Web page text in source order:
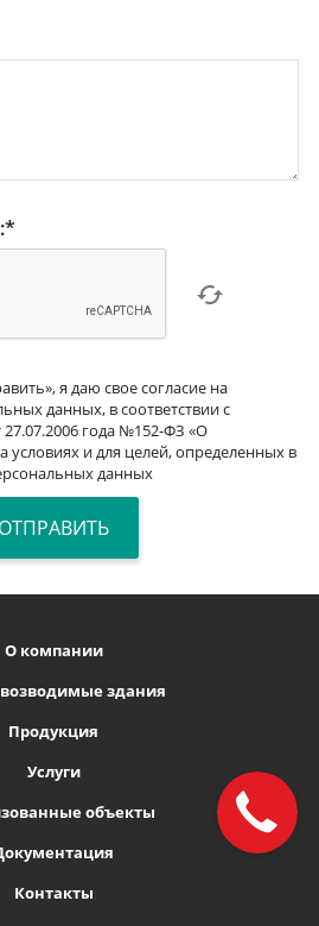
*
я даю свое согласие на
данных, в соответствии с
года №152-ФЗ «О
условиях и для целей, определенных в
данных
О компании
здания
Продукция
Услуги
объекты
Контакты